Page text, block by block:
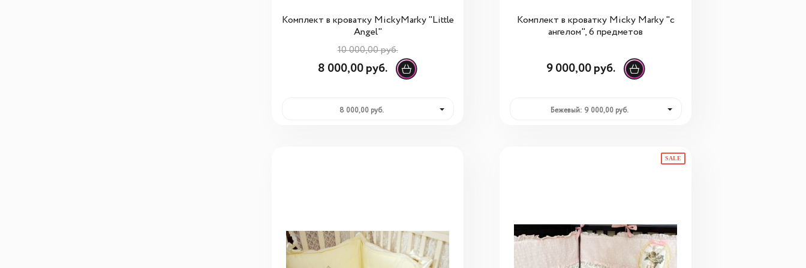
Комплект в кроватку MickyMarky "Little
Angel"
10 000,00 руб.
8 000,00 руб.
8 000,00 руб.
Комплект в кроватку Micky Marky "с
ангелом", 6 предметов
9 000,00 руб.
Бежевый: 9 000,00 руб.
SALE